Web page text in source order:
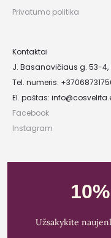
Privatumo politika
Kontaktai
J. Basanavičiaus g. 53-4,
Tel. numeris:
El. paštas:
Facebook
Instagram
Įmonės kodas: 303481944
PVM mokėtojo kodas:
Bankas: Paysera LT
Užsakykite